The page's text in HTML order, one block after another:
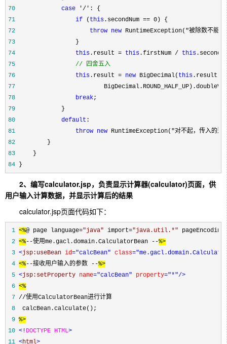
70
case '/'
71
if ( this .secondNum == 0
72
throw new RuntimeException("被除数不能
73
74
this .result = this .firstNum / this
75
// 四舍五入
76
this .result = new BigDecimal( this
77
78
break
79
80
default
81
throw new RuntimeException("对不起，传入的运
82
83
84 }
2、编写calculator.jsp，负责显示计算器(calculator)页面，供
用户输入计算数据，并显示计算后的结果
calculator.jsp页面代码如下：
1 <%@ page language="java" import="java.util.*" pageEncoding
2 <%--使用me.gacl.domain.CalculatorBean --%>
3 <jsp:useBean id="calcBean" class
4 <%--接收用户输入的参数 --%>
5 <jsp:setProperty name="calcBean" property="*"/>
6 <%
7 //
8
9 %>
10 <! DOCTYPE HTML>
11 <html>